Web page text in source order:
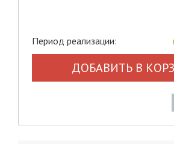
Период реализации:
ДОБАВИТЬ В